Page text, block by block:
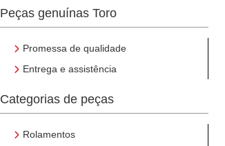
Peças genuínas Toro
Promessa de qualidade
Entrega e assistência
Categorias de peças
Rolamentos